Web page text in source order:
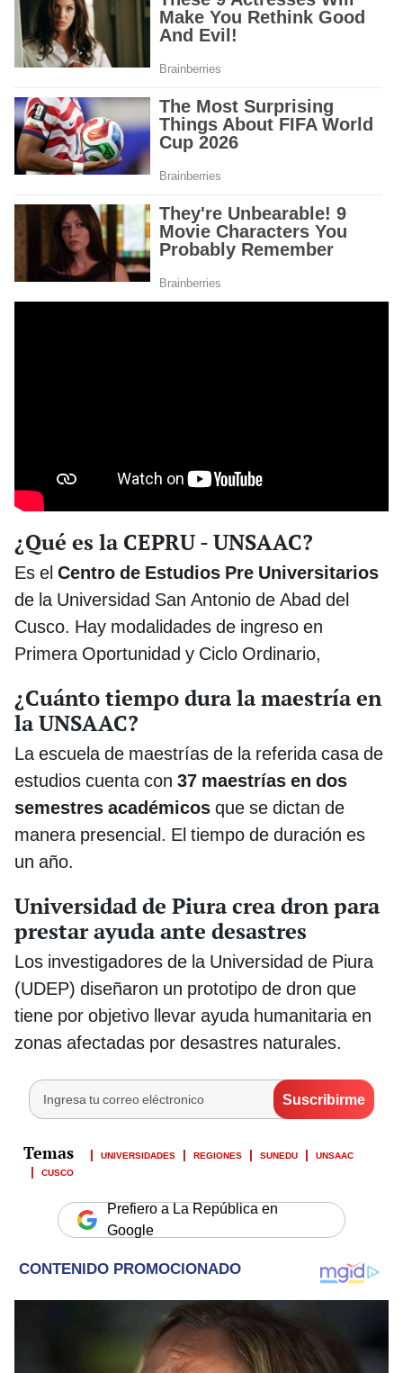
¿Qué es la CEPRU - UNSAAC?
Es el Centro de Estudios Pre Universitarios
de la Universidad San Antonio de Abad del
Cusco. Hay modalidades de ingreso en
Primera Oportunidad y Ciclo Ordinario,
¿Cuánto tiempo dura la maestría en
la UNSAAC?
La escuela de maestrías de la referida casa de
estudios cuenta con 37 maestrías en dos
semestres académicos que se dictan de
manera presencial. El tiempo de duración es
un año.
Universidad de Piura crea dron para
prestar ayuda ante desastres
Los investigadores de la Universidad de Piura
(UDEP) diseñaron un prototipo de dron que
tiene por objetivo llevar ayuda humanitaria en
zonas afectadas por desastres naturales.
UNIVERSIDADES REGIONES SUNEDU
UNSAAC
CUSCO
Prefiero a La República en
Google